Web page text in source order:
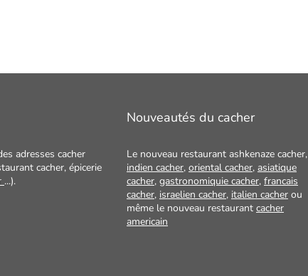
adresses cacher
cacher, épicerie
...).
Nouveautés du cacher
Le nouveau restaurant ashkenaze cacher,
indien cacher, oriental cacher, asiatique
cacher, gastronomiquie cacher, francais
cacher, israelien cacher, italien cacher ou
même le nouveau restaurant cacher
americain